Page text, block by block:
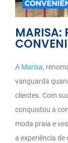
MARISA:
A Marisa,
vanguarda
clientes. Com
conquistou a
moda praia e
a experiência